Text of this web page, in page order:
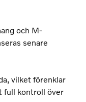
och M-
senare
vilket förenklar
full kontroll över